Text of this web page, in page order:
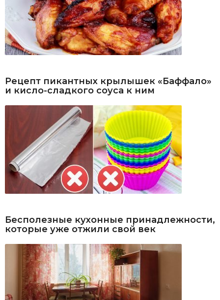
Рецепт пикантных крылышек «Баффало»
и кисло-сладкого соуса к ним
Бесполезные кухонные принадлежности,
которые уже отжили свой век